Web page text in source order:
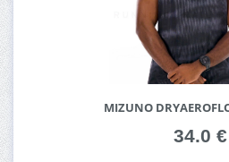
MIZUNO
34.0 €